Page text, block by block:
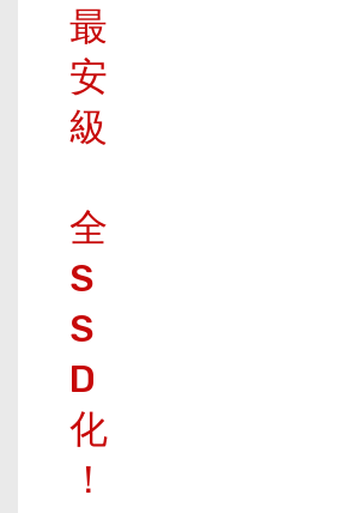
最
安
級
全
S
S
D
化
！